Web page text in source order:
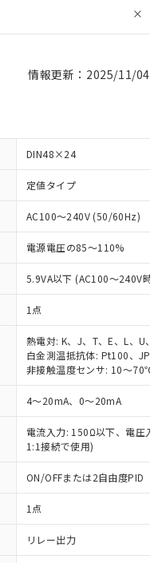
情報更新：2025/11/04
DIN48×24
定値タイプ
AC100～240V (50/60Hz)
電源電圧の85～110%
5.9VA以下 (AC100～240V時)
1点
熱電対: K、J、T、E、L、U、
白金測温抵抗体: Pt100、
非接触温度センサ: 10～70℃
4～20mA、0～20mA
電流入力: 150Ω以下、電圧入
1:1接続で使用)
ON/OFFまたは2自由度PID（
1点
リレー出力